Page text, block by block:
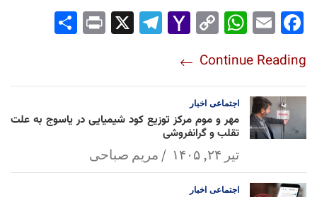
Fac
ok
Em
Wh
Ap
p
Co
Lin
k
Yah
l
Tel
Pri
Continue Reading
اجتماعی اخبار
مهر و موم مرکز توزیع کود شیمیایی در یاسوج به علت
تقلب و گرانفروشی
تیر ۲۴, ۱۴۰۵ مریم صباحی
اجتماعی اخبار